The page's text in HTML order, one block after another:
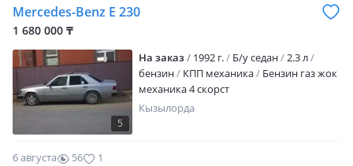
Mercedes-Benz E 230
1 680 000 ₸
5
На заказ 1992 г. Б/у седан
2.3 л
бензин
КПП механика
Бензин газ жок
механика 4 скорст
Кызылорда
6 августа 56 1